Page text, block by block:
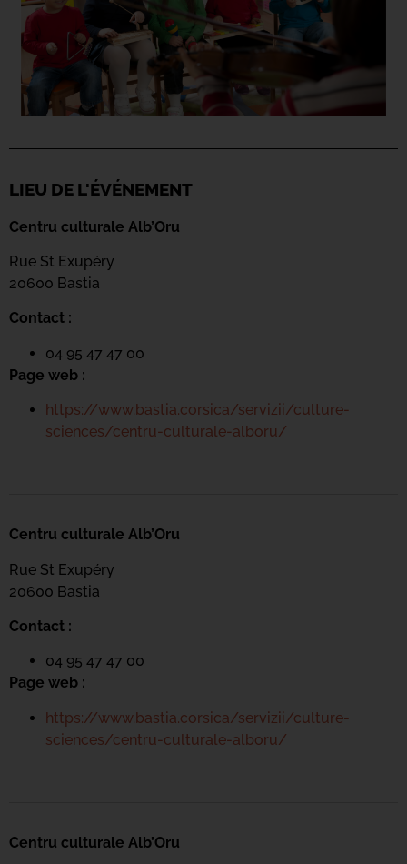
LIEU DE L'ÉVÉNEMENT
Centru culturale Alb’Oru
Rue St Exupéry
20600 Bastia
Contact :
04 95 47 47 00
Page web :
https://www.bastia.corsica/servizii/culture-
sciences/centru-culturale-alboru/
Centru culturale Alb’Oru
Rue St Exupéry
20600 Bastia
Contact :
04 95 47 47 00
Page web :
https://www.bastia.corsica/servizii/culture-
sciences/centru-culturale-alboru/
Centru culturale Alb’Oru